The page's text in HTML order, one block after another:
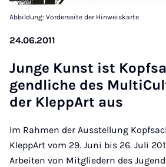
Abbildung: Vorderseite der Hinweiskarte
24.06.2011
Junge Kunst ist
gend­liche des
der Klep­pArt aus
Im Rahmen der Ausstellung
KleppArt vom 29. Juni bis 26. Juli
Arbeiten von Mitgliedern des